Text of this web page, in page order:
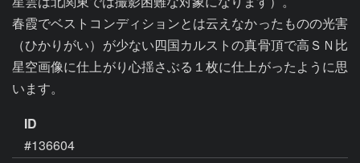
春霞でベストコンディションとは云えなかったものの光害
（ひかりがい）が少ない四国カルストの真骨頂で高ＳＮ比
星空画像に仕上がり心揺さぶる１枚に仕上がったように思
います。
ID
#136604